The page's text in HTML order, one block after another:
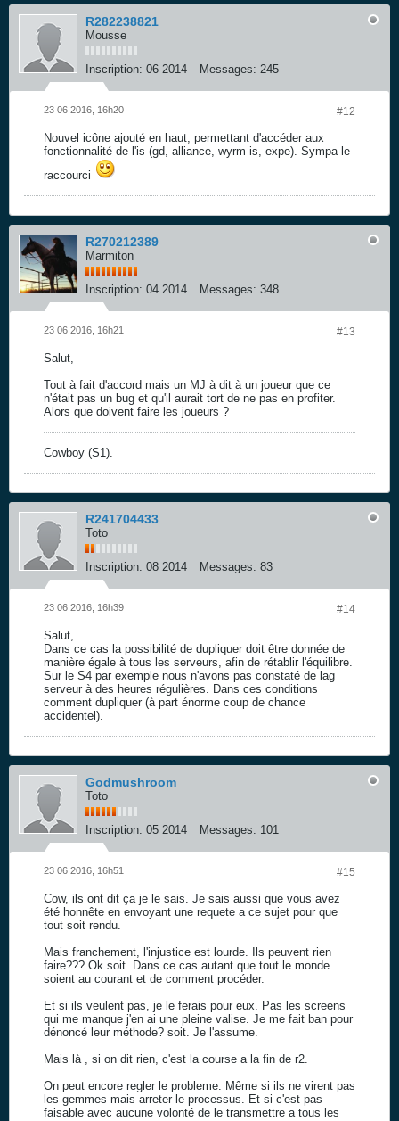
R282238821
Mousse
Inscription: 06 2014 Messages: 245
#12
23 06 2016, 16h20
Nouvel icône ajouté en haut, permettant d'accéder aux
fonctionnalité de l'is (gd, alliance, wyrm is, expe). Sympa le
raccourci
R270212389
Marmiton
Inscription: 04 2014 Messages: 348
#13
23 06 2016, 16h21
Salut,
Tout à fait d'accord mais un MJ à dit à un joueur que ce
n'était pas un bug et qu'il aurait tort de ne pas en profiter.
Alors que doivent faire les joueurs ?
Cowboy (S1).
R241704433
Toto
Inscription: 08 2014 Messages: 83
#14
23 06 2016, 16h39
Salut,
Dans ce cas la possibilité de dupliquer doit être donnée de
manière égale à tous les serveurs, afin de rétablir l'équilibre.
Sur le S4 par exemple nous n'avons pas constaté de lag
serveur à des heures régulières. Dans ces conditions
comment dupliquer (à part énorme coup de chance
accidentel).
Godmushroom
Toto
Inscription: 05 2014 Messages: 101
#15
23 06 2016, 16h51
Cow, ils ont dit ça je le sais. Je sais aussi que vous avez
été honnête en envoyant une requete a ce sujet pour que
tout soit rendu.
Mais franchement, l'injustice est lourde. Ils peuvent rien
faire??? Ok soit. Dans ce cas autant que tout le monde
soient au courant et de comment procéder.
Et si ils veulent pas, je le ferais pour eux. Pas les screens
qui me manque j'en ai une pleine valise. Je me fait ban pour
dénoncé leur méthode? soit. Je l'assume.
Mais là , si on dit rien, c'est la course a la fin de r2.
On peut encore regler le probleme. Même si ils ne virent pas
les gemmes mais arreter le processus. Et si c'est pas
faisable avec aucune volonté de le transmettre a tous les